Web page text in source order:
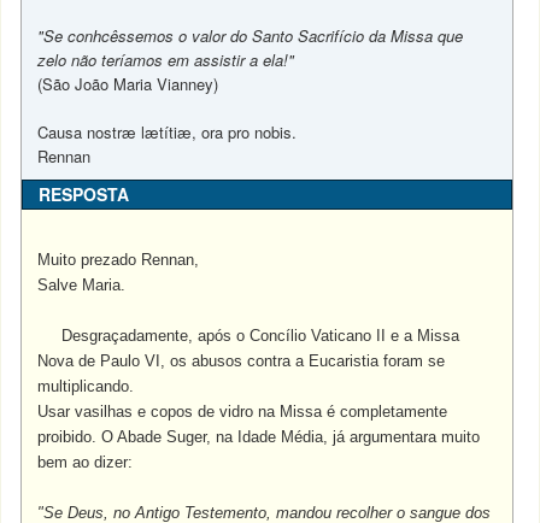
"Se conhcêssemos o valor do Santo Sacrifício da Missa que
zelo não teríamos em assistir a ela!"
(São João Maria Vianney)
Causa nostræ lætítiæ, ora pro nobis.
Rennan
RESPOSTA
Muito prezado Rennan,
Salve Maria.
Desgraçadamente, após o Concílio Vaticano II e a Missa
Nova de Paulo VI, os abusos contra a Eucaristia foram se
multiplicando.
Usar vasilhas e copos de vidro na Missa é completamente
proibido. O Abade Suger, na Idade Média, já argumentara muito
bem ao dizer:
"Se Deus, no Antigo Testemento, mandou recolher o sangue dos